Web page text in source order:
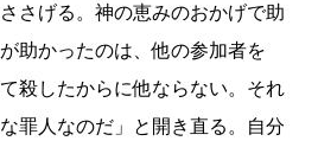
さげる。神の恵みのおかげで助
助かったのは、他の参加者を
殺したからに他ならない。それ
罪人なのだ」と開き直る。自分